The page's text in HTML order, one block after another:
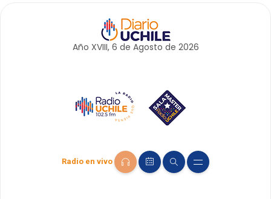
Año XVIII, 6 de Agosto de 2026
Radio en vivo